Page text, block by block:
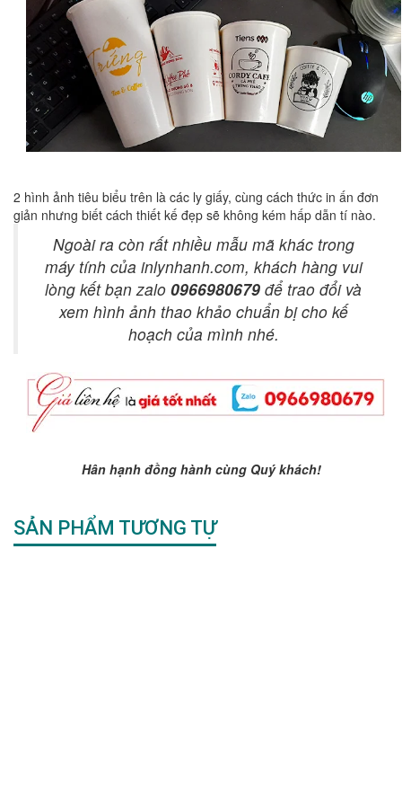
2 hình ảnh tiêu biểu trên là các ly giấy, cùng cách thức in ấn đơn
giản nhưng biết cách thiết kế đẹp sẽ không kém hấp dẫn tí nào.
Ngoài ra còn rất nhiều mẫu mã khác trong
máy tính của inlynhanh.com, khách hàng vui
lòng kết bạn zalo 0966980679 để trao đổi và
xem hình ảnh thao khảo chuẩn bị cho kế
hoạch của mình nhé.
Hân hạnh đồng hành cùng Quý khách!
SẢN PHẨM TƯƠNG TỰ